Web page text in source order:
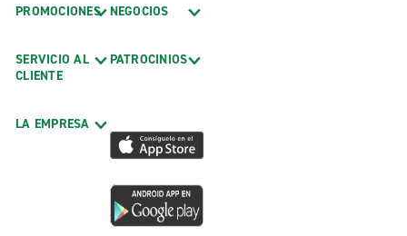
PROMOCIONES
SERVICIO AL
CLIENTE
LA EMPRESA
NEGOCIOS
PATROCINIOS